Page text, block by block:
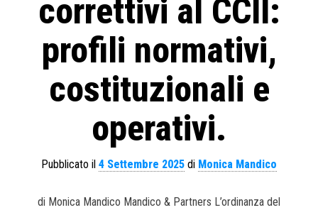
correttivi al CCII:
profili normativi,
costituzionali e
operativi.
Pubblicato il 4 Settembre 2025 di Monica Mandico
di Monica Mandico Mandico & Partners L’ordinanza del